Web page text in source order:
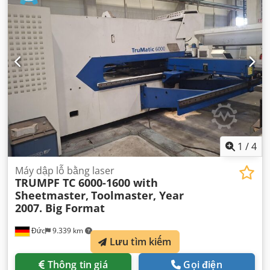
1 /4
Đức 9.339 km
Máy dập lỗ bằng laser
TRUMPF TC 6000-1600 with
Sheetmaster, Toolmaster, Year
2007. Big Format
Thông tin giá Gọi điện
Lưu tìm kiếm